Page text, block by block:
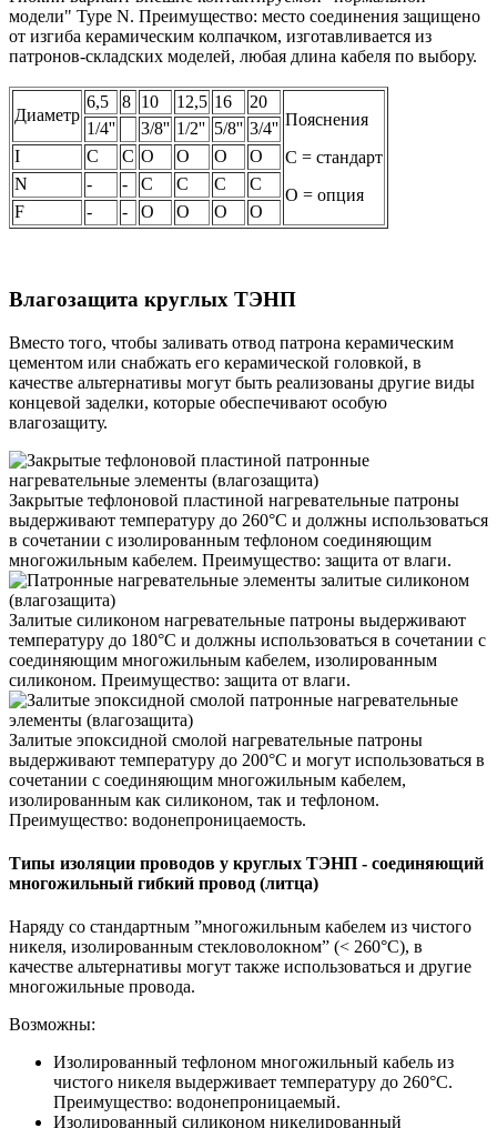
модели" Type N. Преимущество: место соединения защищено
от изгиба керамическим колпачком, изготавливается из
патронов-складских моделей, любая длина кабеля по выбору.
Диаметр
6,5 8 10 12,5 16
20
Пояснения
С = стандарт
O = опция
1/4'' 3/8'' 1/2'' 5/8'' 3/4''
I
С С O O O
O
N
- - С С С
С
F
- - O O O O
Влагозащита круглых ТЭНП
Вместо того, чтобы заливать отвод патрона керамическим
цементом или снабжать его керамической головкой, в
качестве альтернативы могут быть реализованы другие виды
концевой заделки, которые обеспечивают особую
влагозащиту.
Закрытые тефлоновой пластиной нагревательные патроны
выдерживают температуру до 260°C и должны использоваться
в сочетании с изолированным тефлоном соединяющим
многожильным кабелем. Преимущество: защита от влаги.
Залитые силиконом нагревательные патроны выдерживают
температуру до 180°C и должны использоваться в сочетании с
соединяющим многожильным кабелем, изолированным
силиконом. Преимущество: защита от влаги.
Залитые эпоксидной смолой нагревательные патроны
выдерживают температуру до 200°C и могут использоваться в
сочетании с соединяющим многожильным кабелем,
изолированным как силиконом, так и тефлоном.
Преимущество: водонепроницаемость.
Типы изоляции проводов у круглых ТЭНП - соединяющий
многожильный гибкий провод (литца)
Наряду со стандартным ”многожильным кабелем из чистого
никеля, изолированным стекловолокном” (< 260°C), в
качестве альтернативы могут также использоваться и другие
многожильные провода.
Возможны:
Изолированный тефлоном многожильный кабель из
чистого никеля выдерживает температуру до 260°C.
Преимущество: водонепроницаемый.
Изолированный силиконом никелированный